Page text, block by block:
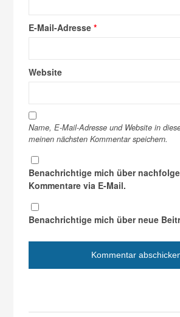
E-Mail-Adresse*
Website
Name, E-Mail-Adresse und Website in
meinen nächsten Kommentar speichern.
Benachrichtige mich über
Kommentare via E-Mail.
Benachrichtige mich über neue